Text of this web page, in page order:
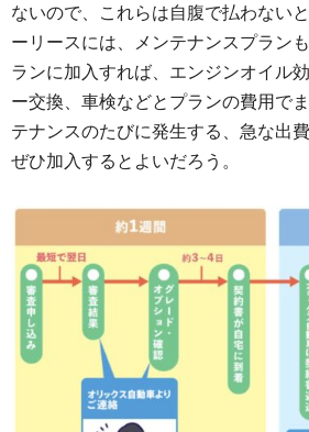
ないので、これらは自腹で払わない
ーリースには、メンテナンスプラン
ランに加入すれば、エンジンオイル
ー交換、車検などとプランの費用で
テナンスのたびに発生する、急な出
ぜひ加入するとよいだろう。